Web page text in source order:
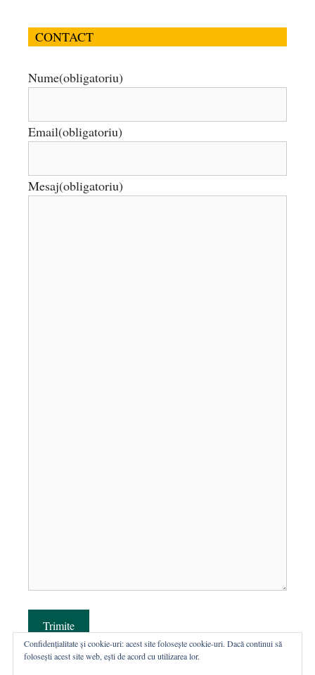
CONTACT
Nume(obligatoriu)
Email(obligatoriu)
Mesaj(obligatoriu)
Trimite
Confidențialitate și cookie-uri: acest site folosește cookie-uri. Dacă continui să
folosești acest site web, ești de acord cu utilizarea lor.